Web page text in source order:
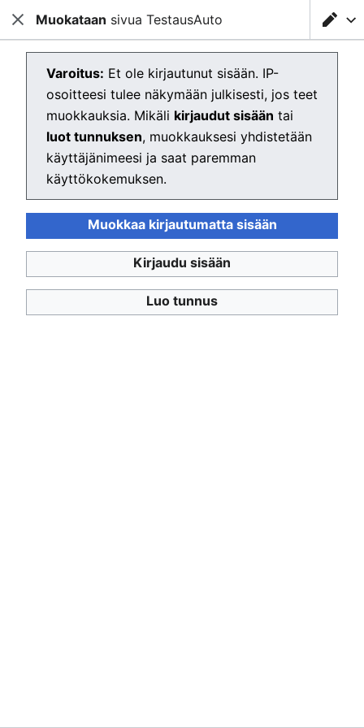
Testausserveri Wiki
Muokataan sivua TestausAuto
Muokkain latautuu. Jos näet tämän ilmoituksen vielä
muutaman sekunnin päästä,lataa sivu uudelleen
Testausserveri Wiki
Työpöytä
Sulje Ladataan muokkainta...
SuljeMuokataan sivua TestausAuto
Varoitus: Et ole kirjautunut sisään. IP-
osoitteesi tulee näkymään julkisesti, jos teet
muokkauksia. Mikäli kirjaudut sisään tai
luot tunnuksen, muokkauksesi yhdistetään
käyttäjänimeesi ja saat paremman
käyttökokemuksen.
Muokkaa kirjautumatta sisään
Kirjaudu sisään
Luo tunnus